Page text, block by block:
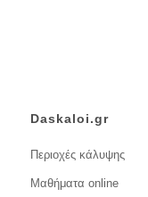
Daskaloi.gr
Περιοχές κάλυψης
Μαθήματα online